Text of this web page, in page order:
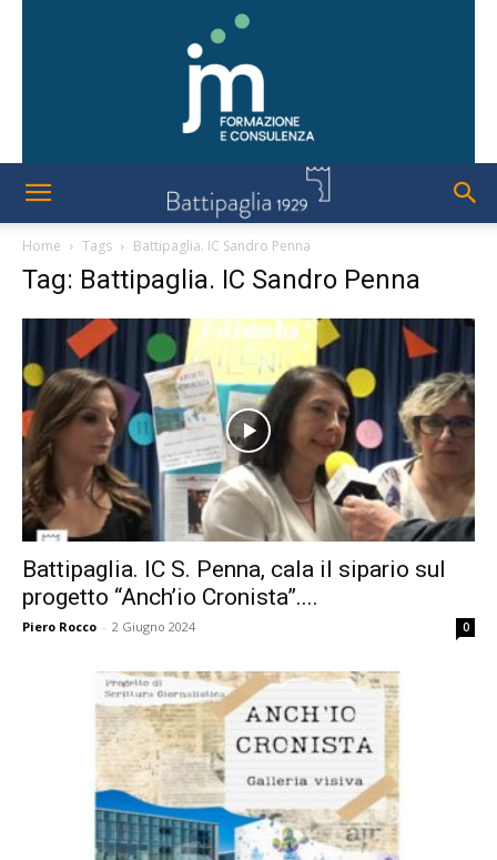
Home Tags Battipaglia. IC Sandro Penna
Tag: Battipaglia. IC Sandro Penna
Battipaglia. IC S. Penna, cala il sipario sul
progetto “Anch’io Cronista”....
Piero Rocco - 2 Giugno 2024 0